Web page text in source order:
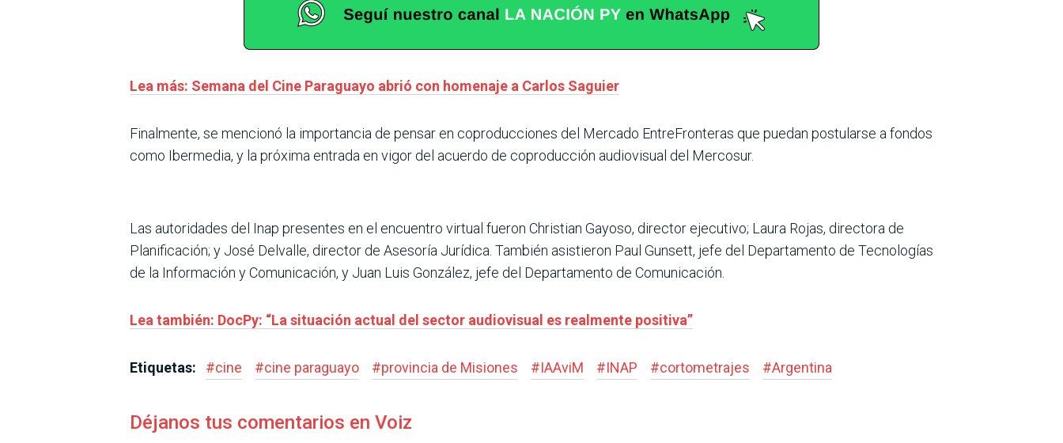
Lea más: Semana del Cine Paraguayo abrió con homenaje a Carlos Saguier
Finalmente, se mencionó la importancia de pensar en coproducciones del Mercado EntreFronteras que puedan postularse a fondos
como Ibermedia, y la próxima entrada en vigor del acuerdo de coproducción audiovisual del Mercosur.
Las autoridades del Inap presentes en el encuentro virtual fueron Christian Gayoso, director ejecutivo; Laura Rojas, directora de
Planificación; y José Delvalle, director de Asesoría Jurídica. También asistieron Paul Gunsett, jefe del Departamento de Tecnologías
de la Información y Comunicación, y Juan Luis González, jefe del Departamento de Comunicación.
Lea también: DocPy: “La situación actual del sector audiovisual es realmente positiva”
Etiquetas: #cine #cine paraguayo #provincia de Misiones #IAAviM #INAP #cortometrajes #Argentina
Déjanos tus comentarios en Voiz